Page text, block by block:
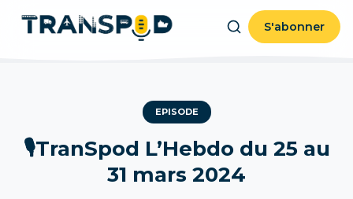
S'abonner
EPISODE
🎙TranSpod L’Hebdo du 25 au
31 mars 2024